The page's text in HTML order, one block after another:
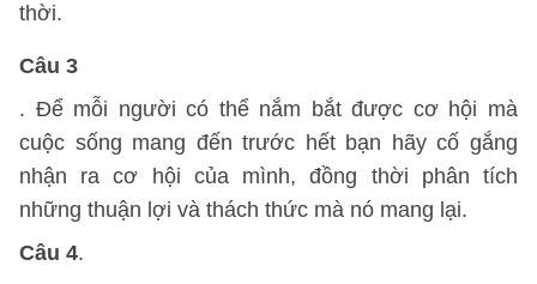
thời.
Câu 3
. Để mỗi người có thể nắm bắt được cơ hội mà
cuộc sống mang đến trước hết bạn hãy cố gắng
nhận ra cơ hội của mình, đồng thời phân tích
những thuận lợi và thách thức mà nó mang lại.
Câu 4.